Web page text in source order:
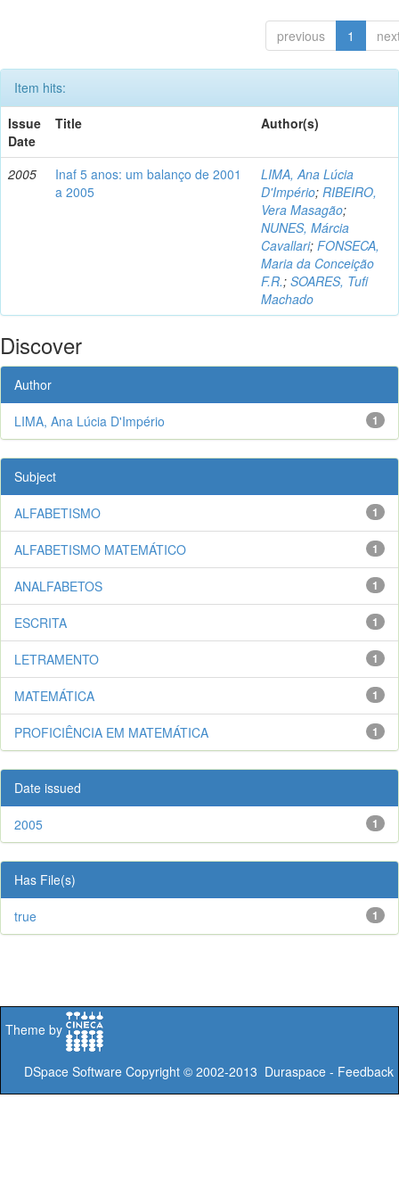
previous 1
Item hits:
Issue
Date
Title Author(s)
2005
Inaf 5 anos: um balanço de 2001
a 2005
LIMA, Ana Lúcia
D'Império; RIBEIRO,
Vera Masagão;
NUNES, Márcia
Cavallari; FONSECA,
Maria da Conceição
F.R.; SOARES, Tufi
Machado
Discover
Author
1
LIMA, Ana Lúcia D'Império
Subject
1
ALFABETISMO
1
ALFABETISMO MATEMÁTICO
1
ANALFABETOS
1
ESCRITA
1
LETRAMENTO
1
MATEMÁTICA
1
PROFICIÊNCIA EM MATEMÁTICA
Date issued
1
2005
Has File(s)
1
true
Theme by
DSpace Software Copyright © 2002-2013 Duraspace - Feedback